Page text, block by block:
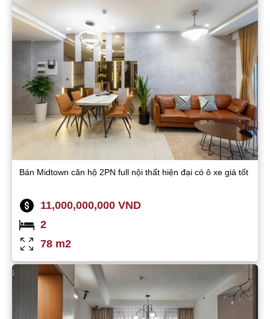
Bán Midtown căn hộ 2PN full nội thất hiện đại có ô xe giá tốt
11,000,000,000 VND
2
78 m2